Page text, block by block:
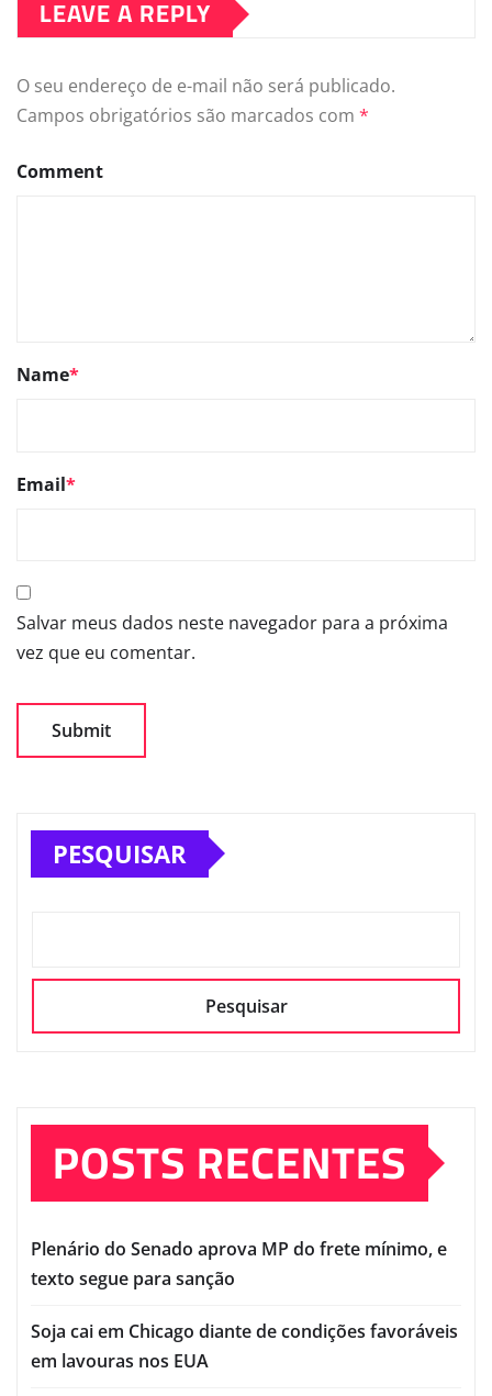
LEAVE A REPLY
O seu endereço de e-mail não será publicado.
Campos obrigatórios são marcados com *
Comment
Name*
Email*
Salvar meus dados neste navegador para a próxima
vez que eu comentar.
PESQUISAR
Pesquisar
POSTS RECENTES
Plenário do Senado aprova MP do frete mínimo, e
texto segue para sanção
Soja cai em Chicago diante de condições favoráveis
em lavouras nos EUA